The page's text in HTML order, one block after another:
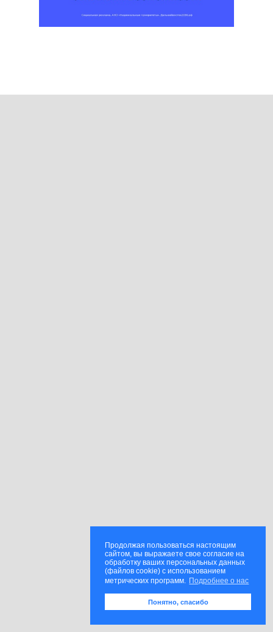
Продолжая пользоваться настоящим
сайтом, вы выражаете свое согласие на
обработку ваших персональных данных
(файлов cookie) с использованием
метрических программ. Подробнее о нас
Понятно, спасибо